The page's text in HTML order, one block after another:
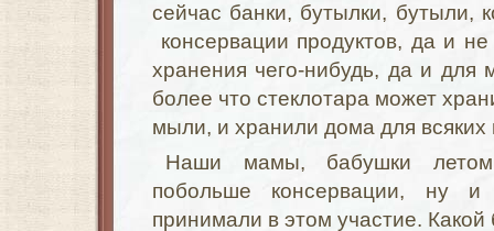
сейчас банки, бутылки, бутыли,
консервации продуктов, да и
хранения чего-нибудь, да и для
более что стеклотара может
мыли, и хранили дома для
Наши мамы, бабушки летом
побольше консервации, ну
принимали в этом участие.